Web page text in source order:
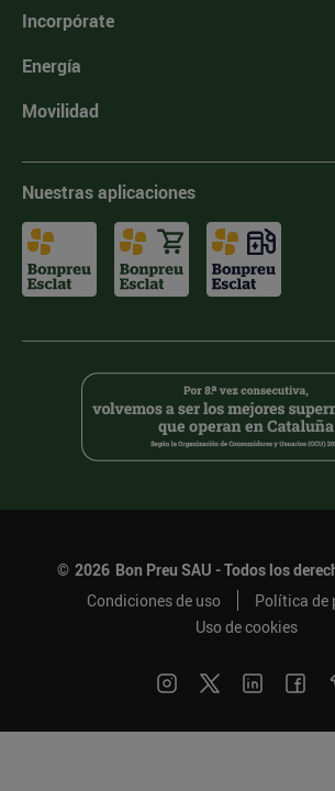
Incorpórate
Energía
Movilidad
Nuestras aplicaciones
© 2026 Bon Preu SAU - Todos los
Condiciones de uso
Política de
Uso de cookies